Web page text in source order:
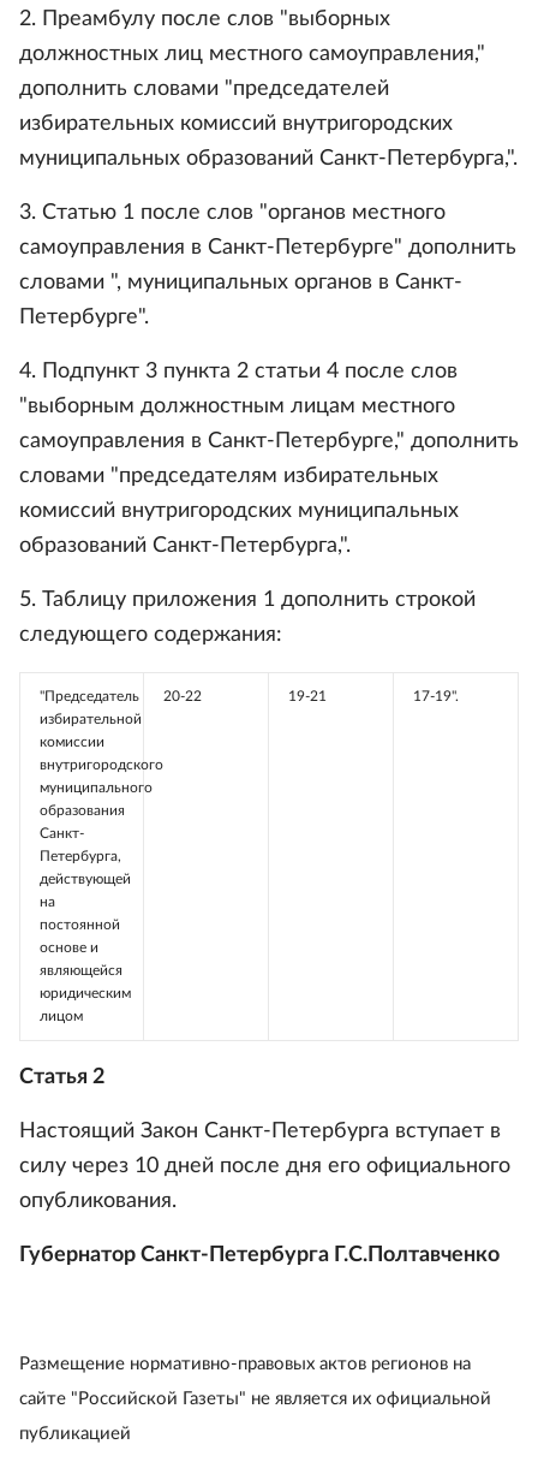
2. Преамбулу после слов "выборных
должностных лиц местного самоуправления,"
дополнить словами "председателей
избирательных комиссий внутригородских
муниципальных образований Санкт-Петербурга,".
3. Статью 1 после слов "органов местного
самоуправления в Санкт-Петербурге" дополнить
словами ", муниципальных органов в Санкт-
Петербурге".
4. Подпункт 3 пункта 2 статьи 4 после слов
"выборным должностным лицам местного
самоуправления в Санкт-Петербурге," дополнить
словами "председателям избирательных
комиссий внутригородских муниципальных
образований Санкт-Петербурга,".
5. Таблицу приложения 1 дополнить строкой
следующего содержания:
"Председатель
избирательной
комиссии
внутригородского
муниципального
образования
Санкт-
Петербурга,
действующей
на
постоянной
основе и
являющейся
юридическим
лицом
20-22 19-21 17-19".
Статья 2
Настоящий Закон Санкт-Петербурга вступает в
силу через 10 дней после дня его официального
опубликования.
Губернатор Санкт-Петербурга Г.С.Полтавченко
Размещение нормативно-правовых актов регионов на
сайте "Российской Газеты" не является их официальной
публикацией